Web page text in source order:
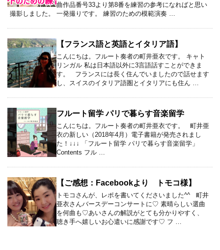
曲作品番号33より第8番を練習の参考になればと思い
撮影しました。 一発撮りです。 練習のための模範演奏 …
【フランス語と英語とイタリア語】
こんにちは。フルート奏者の町井亜衣です。 キャト
リンガル 私は日本語以外に3言語話すことができま
す。 フランスには長く住んでいましたので話せます
し、スイスのイタリア語圏とイタリアにも住ん …
フルート留学 パリで暮らす音楽留学
こんにちは。フルート奏者の町井亜衣です。 町井亜
衣の新しい（2018年4月）電子書籍が発売されまし
た！↓↓↓ 「フルート留学 パリで暮らす音楽留学」
Contents フル …
【ご感想：Facebookより トモコ様】
トモコさんが、レポを書いてくださいました^^ 町井
亜衣さんバースデーコンサートに♡ 素晴らしい選曲
を何曲も♡あいさんの解説がとても分かりやすく、
聴き手へ嬉しいお心遣いに感謝です♡ フ …